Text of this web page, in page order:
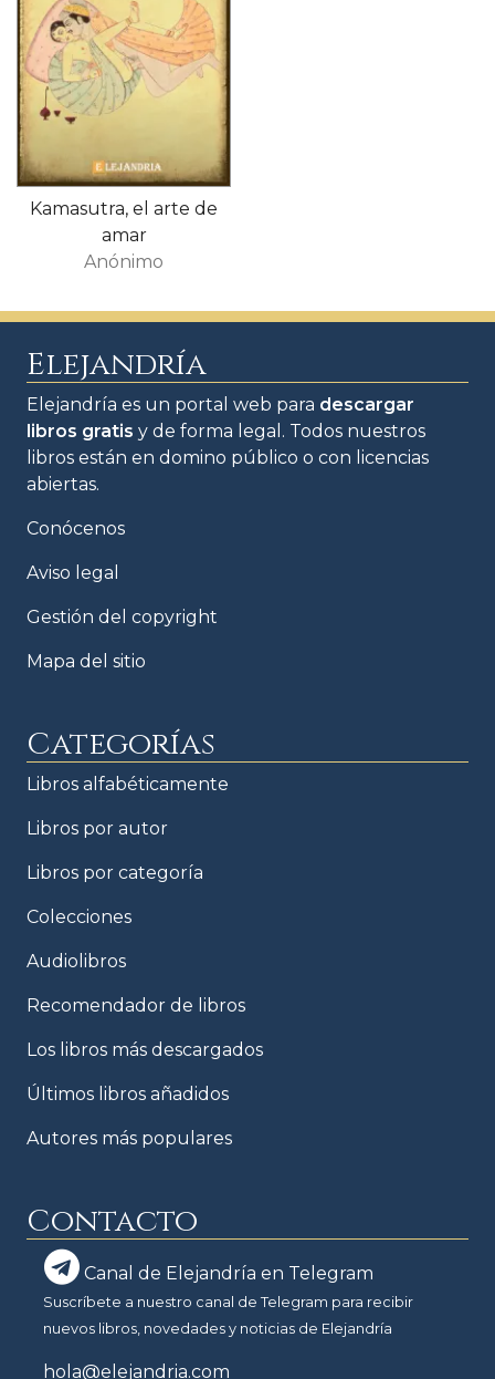
Kamasutra, el arte de
amar
Anónimo
Elejandría
Elejandría es un portal web para descargar
libros gratis y de forma legal. Todos nuestros
libros están en domino público o con licencias
abiertas.
Conócenos
Aviso legal
Gestión del copyright
Mapa del sitio
Categorías
Libros alfabéticamente
Libros por autor
Libros por categoría
Colecciones
Audiolibros
Recomendador de libros
Los libros más descargados
Últimos libros añadidos
Autores más populares
Contacto
Canal de Elejandría en Telegram
Suscríbete a nuestro canal de Telegram para recibir
nuevos libros, novedades y noticias de Elejandría
hola@elejandria.com